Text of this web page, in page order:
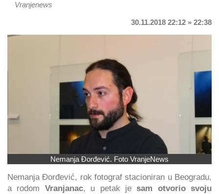
Vranjenews
30.11.2018 22:12 » 22:38
Nemanja Đorđević. Foto VranjeNews
Nemanja Đorđević, rok fotograf stacioniran u Beogradu,
a rodom Vranjanac, u petak jesam otvoriosvoju